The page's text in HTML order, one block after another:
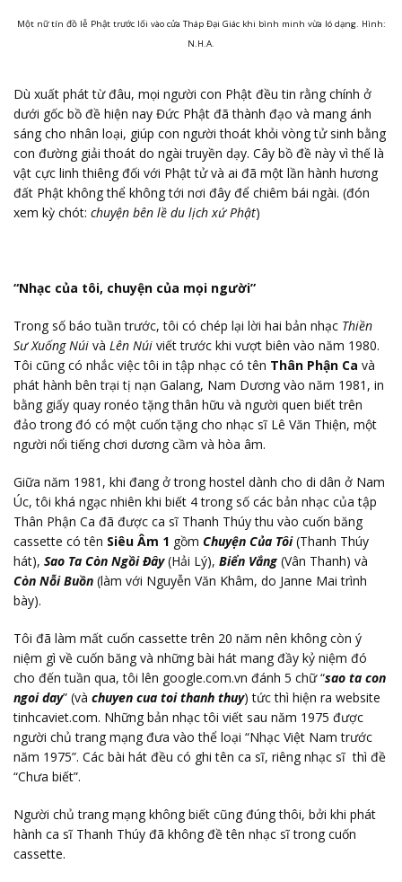
Một nữ tín đồ lễ Phật trước lối vào cửa Tháp Đại Giác khi bình minh vừa ló dạng. Hình:
N.H.A.
Dù xuất phát từ đâu, mọi người con Phật đều tin rằng chính ở
dưới gốc bồ đề hiện nay Đức Phật đã thành đạo và mang ánh
sáng cho nhân loại, giúp con người thoát khỏi vòng tử sinh bằng
con đường giải thoát do ngài truyền dạy. Cây bồ đề này vì thế là
vật cực linh thiêng đối với Phật tử và ai đã một lần hành hương
đất Phật không thể không tới nơi đây để chiêm bái ngài. (đón
xem kỳ chót: chuyện bên lề du lịch xứ Phật)
“Nhạc của tôi, chuyện của mọi người”
Trong số báo tuần trước, tôi có chép lại lời hai bản nhạc Thiền
Sư Xuống Núi và Lên Núi viết trước khi vượt biên vào năm 1980.
Tôi cũng có nhắc việc tôi in tập nhạc có tên Thân Phận Ca và
phát hành bên trại tị nạn Galang, Nam Dương vào năm 1981, in
bằng giấy quay ronéo tặng thân hữu và người quen biết trên
đảo trong đó có một cuốn tặng cho nhạc sĩ Lê Văn Thiện, một
người nổi tiếng chơi dương cầm và hòa âm.
Giữa năm 1981, khi đang ở trong hostel dành cho di dân ở Nam
Úc, tôi khá ngạc nhiên khi biết 4 trong số các bản nhạc của tập
Thân Phận Ca đã được ca sĩ Thanh Thúy thu vào cuốn băng
cassette có tên Siêu Âm 1 gồm Chuyện Của Tôi(Thanh Thúy
hát), Sao Ta Còn Ngồi Đây(Hải Lý), Biển Vắng (Vân Thanh) và
Còn Nỗi Buồn (làm với Nguyễn Văn Khâm, do Janne Mai trình
bày).
Tôi đã làm mất cuốn cassette trên 20 năm nên không còn ý
niệm gì về cuốn băng và những bài hát mang đầy kỷ niệm đó
cho đến tuần qua, tôi lên google.com.vn đánh 5 chữ “sao ta con
ngoi day” (và chuyen cua toi thanh thuy) tức thì hiện ra website
tinhcaviet.com. Những bản nhạc tôi viết sau năm 1975 được
người chủ trang mạng đưa vào thể loại “Nhạc Việt Nam trước
năm 1975”. Các bài hát đều có ghi tên ca sĩ, riêng nhạc sĩ thì đề
“Chưa biết”.
Người chủ trang mạng không biết cũng đúng thôi, bởi khi phát
hành ca sĩ Thanh Thúy đã không đề tên nhạc sĩ trong cuốn
cassette.